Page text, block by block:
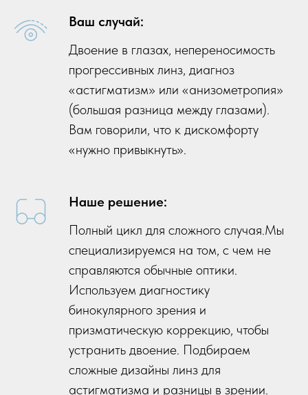
Ваш случай:
Двоение в глазах, непереносимость
прогрессивных линз, диагноз
«астигматизм» или «анизометропия»
(большая разница между глазами).
Вам говорили, что к дискомфорту
«нужно привыкнуть».
Наше решение:
Полный цикл для сложного случая.Мы
специализируемся на том, с чем не
справляются обычные оптики.
Используем диагностику
бинокулярного зрения и
призматическую коррекцию, чтобы
устранить двоение. Подбираем
сложные дизайны линз для
астигматизма и разницы в зрении.